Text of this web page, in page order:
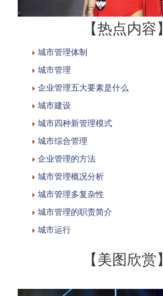
【热点内容】
城市管理体制
城市管理
企业管理五大要素是什么
城市建设
城市四种新管理模式
城市综合管理
企业管理的方法
城市管理概况分析
城市管理多复杂性
城市管理的职责简介
城市运行
【美图欣赏】